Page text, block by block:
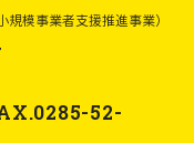
規模事業者支援推進事業）
52-